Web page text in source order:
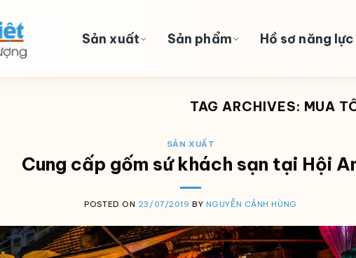
Sản xuất Sản phẩm Hồ sơ năng lực
TAG ARCHIVES: MUA
SẢN XUẤT
Cung cấp gốm sứ khách sạn tại Hội
POSTED ON 23/07/2019 BY NGUYỄN CẢNH HÙNG